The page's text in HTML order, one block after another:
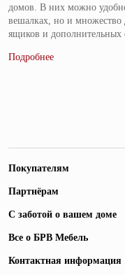
домов. В них можно
вешалках, но и множество
ящиков и дополнительных
Покупателям
Партнёрам
С заботой о вашем доме
Все о БРВ Мебель
Контактная информация